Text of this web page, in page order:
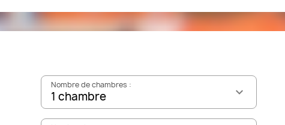
Nombre de chambres :
1 chambre